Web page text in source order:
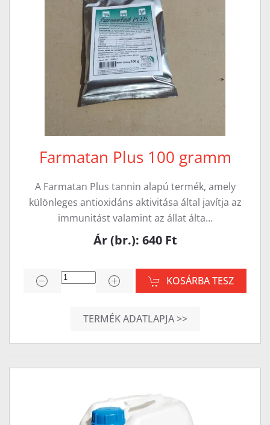
Farmatan Plus 100 gramm
A Farmatan Plus tannin alapú termék, amely
különleges antioxidáns aktivitása által javítja az
immunitást valamint az állat álta…
Ár (br.): 640 Ft
KOSÁRBA TESZ
TERMÉK ADATLAPJA >>